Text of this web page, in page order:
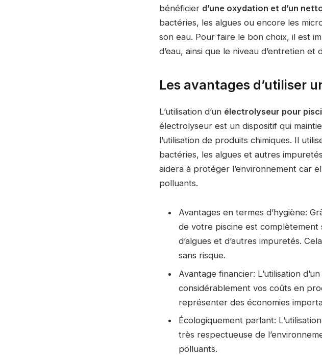
bénéficier d’une oxydation et d’un
bactéries, les algues ou encore les
son eau. Pour faire le bon choix, il est
d’eau, ainsi que le niveau d’entretien et
Les avantages d’utiliser
L’utilisation d’un électrolyseur pour
électrolyseur est un dispositif qui
l’utilisation de produits chimiques. Il
bactéries, les algues et autres
aidera à protéger l’environnement car
polluants.
Avantages en termes d’hygiène:
de votre piscine est
d’algues et d’autres impuretés.
sans risque.
Avantage financier: L’utilisation
considérablement vos coûts en
représenter des économies
Écologiquement parlant:
très respectueuse de
polluants.